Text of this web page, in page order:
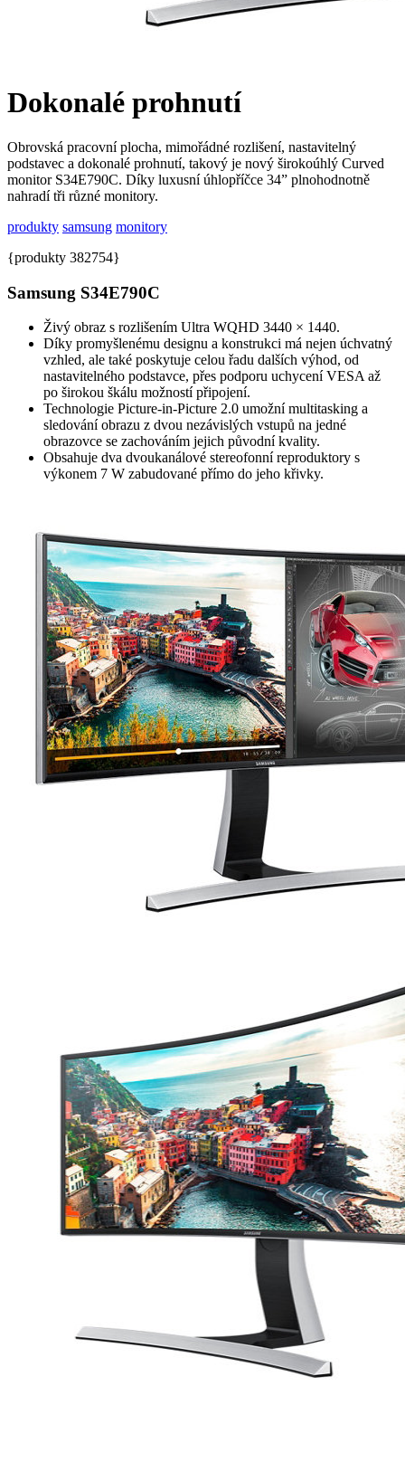
Dokonalé prohnutí
Obrovská pracovní plocha, mimořádné rozlišení, nastavitelný
podstavec a dokonalé prohnutí, takový je nový širokoúhlý Curved
monitor S34E790C. Díky luxusní úhlopříčce 34” plnohodnotně
nahradí tři různé monitory.
produkty samsung monitory
{produkty 382754}
Samsung S34E790C
Živý obraz s rozlišením Ultra WQHD 3440 × 1440.
Díky promyšlenému designu a konstrukci má nejen úchvatný
vzhled, ale také poskytuje celou řadu dalších výhod, od
nastavitelného podstavce, přes podporu uchycení VESA až
po širokou škálu možností připojení.
Technologie Picture-in-Picture 2.0 umožní multitasking a
sledování obrazu z dvou nezávislých vstupů na jedné
obrazovce se zachováním jejich původní kvality.
Obsahuje dva dvoukanálové stereofonní reproduktory s
výkonem 7 W zabudované přímo do jeho křivky.